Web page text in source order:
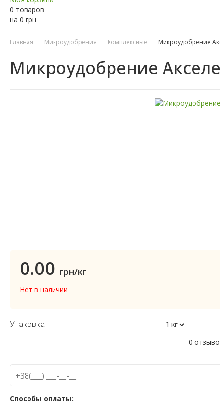
0 товаров
на 0 грн
Главная Микроудобрения Комплексные Микроудобрение
Микроудобрение
0.00 грн/кг
Нет в наличии
Упаковка
0
Способы оплаты: